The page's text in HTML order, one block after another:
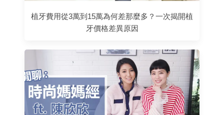
植牙費用從3萬到15萬為何差那麼多？一次揭開植
牙價格差異原因